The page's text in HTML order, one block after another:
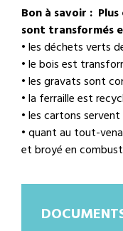
Bon à savoir :
sont transformés
• les déchets verts
• le bois est
• les gravats sont
• la ferraille est
• les cartons
• quant au tout-
et broyé en